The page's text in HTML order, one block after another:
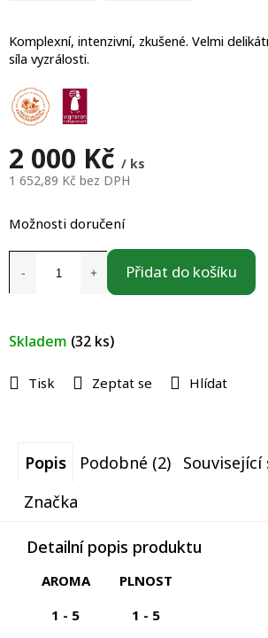
2 000 Kč / ks
1 652,89 Kč bez DPH
cena:
Skladem (32 ks)
Možnosti doručení
Přidat do košíku
Komplexní, intenzivní, zkušené. Velmi
síla vyzrálosti.
Tisk Zeptat se Hlídat
Popis Podobné (2)
Značka
Detailní popis produktu
AROMA
1 - 5
PLNOST
1 - 5